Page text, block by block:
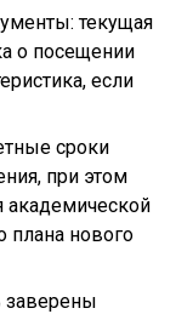
текущая
о посещении
если
сроки
при этом
академической
плана нового